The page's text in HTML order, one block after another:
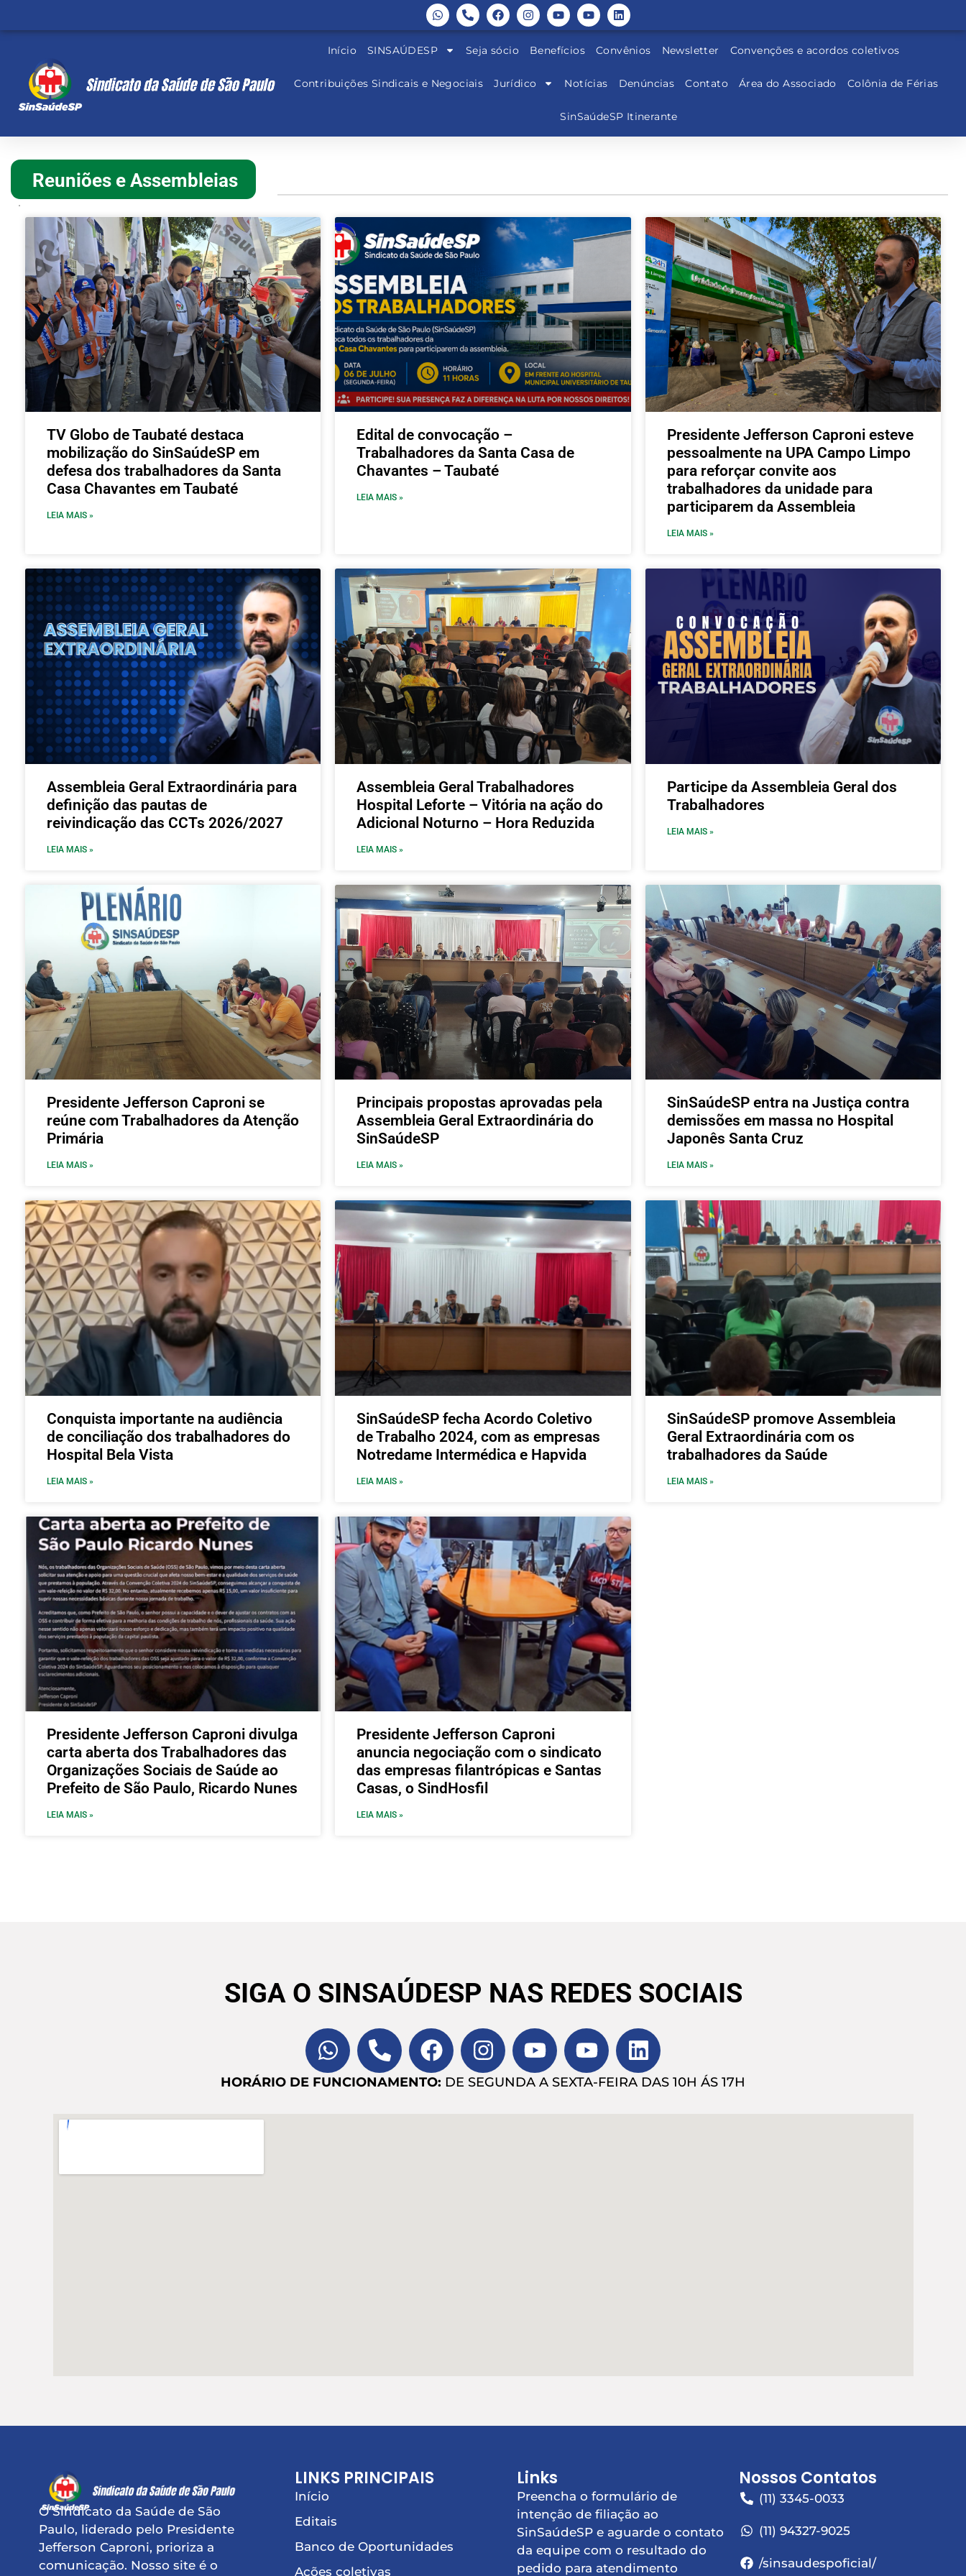
Início SINSAÚDESP Seja sócio Benefícios Convênios Newsletter Convenções e acordos coletivos
Contribuições Sindicais e Negociais Jurídico Notícias Denúncias Contato Área do Associado Colônia de Férias
SinSaúdeSP Itinerante
.
Reuniões e Assembleias
TV Globo de Taubaté destaca
mobilização do SinSaúdeSP em
defesa dos trabalhadores da Santa
Casa Chavantes em Taubaté
LEIA MAIS »
Edital de convocação –
Trabalhadores da Santa Casa de
Chavantes – Taubaté
LEIA MAIS »
Presidente Jefferson Caproni esteve
pessoalmente na UPA Campo Limpo
para reforçar convite aos
trabalhadores da unidade para
participarem da Assembleia
LEIA MAIS »
Assembleia Geral Extraordinária para
definição das pautas de
reivindicação das CCTs 2026/2027
LEIA MAIS »
Assembleia Geral Trabalhadores
Hospital Leforte – Vitória na ação do
Adicional Noturno – Hora Reduzida
LEIA MAIS »
Participe da Assembleia Geral dos
Trabalhadores
LEIA MAIS »
Presidente Jefferson Caproni se
reúne com Trabalhadores da Atenção
Primária
LEIA MAIS »
Principais propostas aprovadas pela
Assembleia Geral Extraordinária do
SinSaúdeSP
LEIA MAIS »
SinSaúdeSP entra na Justiça contra
demissões em massa no Hospital
Japonês Santa Cruz
LEIA MAIS »
Conquista importante na audiência
de conciliação dos trabalhadores do
Hospital Bela Vista
LEIA MAIS »
SinSaúdeSP fecha Acordo Coletivo
de Trabalho 2024, com as empresas
Notredame Intermédica e Hapvida
LEIA MAIS »
SinSaúdeSP promove Assembleia
Geral Extraordinária com os
trabalhadores da Saúde
LEIA MAIS »
Presidente Jefferson Caproni divulga
carta aberta dos Trabalhadores das
Organizações Sociais de Saúde ao
Prefeito de São Paulo, Ricardo Nunes
LEIA MAIS »
Presidente Jefferson Caproni
anuncia negociação com o sindicato
das empresas filantrópicas e Santas
Casas, o SindHosfil
LEIA MAIS »
SIGA O SINSAÚDESP NAS REDES SOCIAIS
HORÁRIO DE FUNCIONAMENTO: DE SEGUNDA A SEXTA-FEIRA DAS 10H ÁS 17H
O Sindicato da Saúde de São
Paulo, liderado pelo Presidente
Jefferson Caproni, prioriza a
comunicação. Nosso site é o
LINKS PRINCIPAIS
Início
Editais
Banco de Oportunidades
Ações coletivas
Links
Preencha o formulário de
intenção de filiação ao
SinSaúdeSP e aguarde o contato
da equipe com o resultado do
pedido para atendimento
Nossos Contatos
(11) 3345-0033
(11) 94327-9025
/sinsaudespoficial/